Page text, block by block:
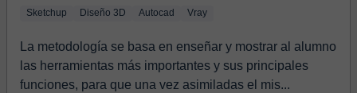
Sketchup Diseño 3D Autocad Vray
La metodología se basa en enseñar y mostrar al alumno
las herramientas más importantes y sus principales
funciones, para que una vez asimiladas el mis...